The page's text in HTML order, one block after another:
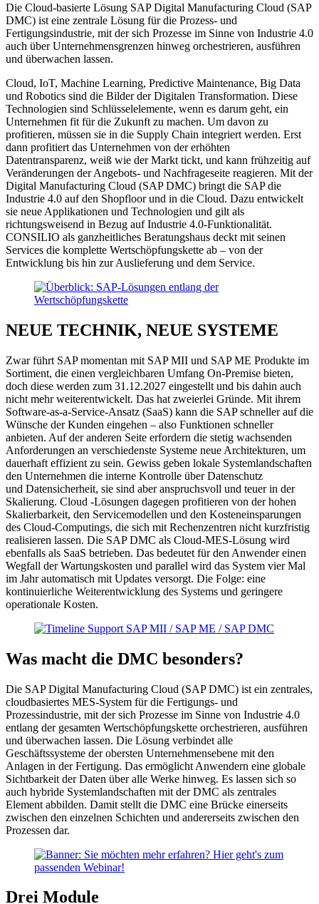
Die Cloud-basierte Lösung SAP Digital Manufacturing Cloud (SAP
DMC) ist eine zentrale Lösung für die Prozess- und
Fertigungsindustrie, mit der sich Prozesse im Sinne von Industrie 4.0
auch über Unternehmensgrenzen hinweg orchestrieren, ausführen
und überwachen lassen.
Cloud, IoT, Machine Learning, Predictive Maintenance, Big Data
und Robotics sind die Bilder der Digitalen Transformation. Diese
Technologien sind Schlüsselelemente, wenn es darum geht, ein
Unternehmen fit für die Zukunft zu machen. Um davon zu
profitieren, müssen sie in die Supply Chain integriert werden. Erst
dann profitiert das Unternehmen von der erhöhten
Datentransparenz, weiß wie der Markt tickt, und kann frühzeitig auf
Veränderungen der Angebots- und Nachfrageseite reagieren. Mit der
Digital Manufacturing Cloud (SAP DMC) bringt die SAP die
Industrie 4.0 auf den Shopfloor und in die Cloud. Dazu entwickelt
sie neue Applikationen und Technologien und gilt als
richtungsweisend in Bezug auf Industrie 4.0-Funktionalität.
CONSILIO als ganzheitliches Beratungshaus deckt mit seinen
Services die komplette Wertschöpfungskette ab – von der
Entwicklung bis hin zur Auslieferung und dem Service.
NEUE TECHNIK, NEUE SYSTEME
Zwar führt SAP momentan mit SAP MII und SAP ME Produkte im
Sortiment, die einen vergleichbaren Umfang On-Premise bieten,
doch diese werden zum 31.12.2027 eingestellt und bis dahin auch
nicht mehr weiterentwickelt. Das hat zweierlei Gründe. Mit ihrem
Software-as-a-Service-Ansatz (SaaS) kann die SAP schneller auf die
Wünsche der Kunden eingehen – also Funktionen schneller
anbieten. Auf der anderen Seite erfordern die stetig wachsenden
Anforderungen an verschiedenste Systeme neue Architekturen, um
dauerhaft effizient zu sein. Gewiss geben lokale Systemlandschaften
den Unternehmen die interne Kontrolle über Datenschutz
und Datensicherheit, sie sind aber anspruchsvoll und teuer in der
Skalierung. Cloud -Lösungen dagegen profitieren von der hohen
Skalierbarkeit, den Servicemodellen und den Kosteneinsparungen
des Cloud-Computings, die sich mit Rechenzentren nicht kurzfristig
realisieren lassen. Die SAP DMC als Cloud-MES-Lösung wird
ebenfalls als SaaS betrieben. Das bedeutet für den Anwender einen
Wegfall der Wartungskosten und parallel wird das System vier Mal
im Jahr automatisch mit Updates versorgt. Die Folge: eine
kontinuierliche Weiterentwicklung des Systems und geringere
operationale Kosten.
Was macht die DMC besonders?
Die SAP Digital Manufacturing Cloud (SAP DMC) ist ein zentrales,
cloudbasiertes MES-System für die Fertigungs- und
Prozessindustrie, mit der sich Prozesse im Sinne von Industrie 4.0
entlang der gesamten Wertschöpfungskette orchestrieren, ausführen
und überwachen lassen. Die Lösung verbindet alle
Geschäftssysteme der obersten Unternehmensebene mit den
Anlagen in der Fertigung. Das ermöglicht Anwendern eine globale
Sichtbarkeit der Daten über alle Werke hinweg. Es lassen sich so
auch hybride Systemlandschaften mit der DMC als zentrales
Element abbilden. Damit stellt die DMC eine Brücke einerseits
zwischen den einzelnen Schichten und andererseits zwischen den
Prozessen dar.
Drei Module